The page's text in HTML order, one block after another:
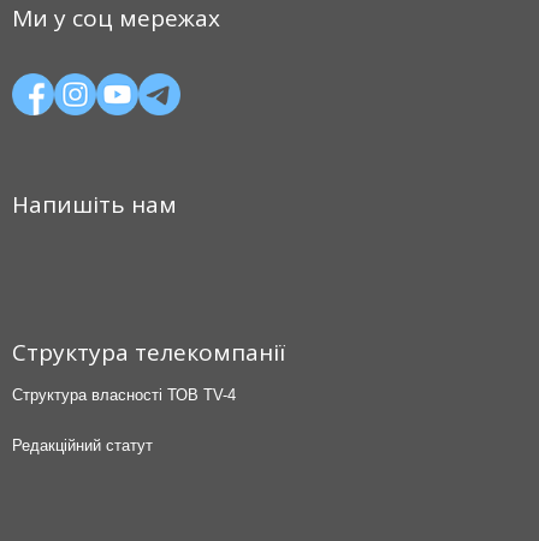
Ми у соц мережах
Напишіть нам
Структура телекомпанії
Структура власності ТОВ TV-4
Редакційний статут